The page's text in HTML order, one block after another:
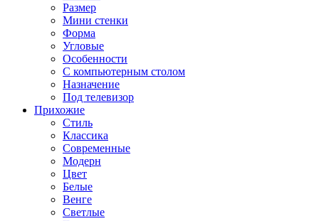
Размер
Мини стенки
Форма
Угловые
Особенности
С компьютерным столом
Назначение
Под телевизор
Прихожие
Стиль
Классика
Современные
Модерн
Цвет
Белые
Венге
Светлые